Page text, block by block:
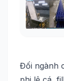
Đối ngành